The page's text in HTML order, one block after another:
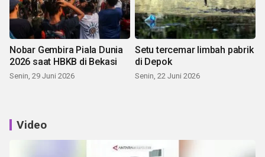
Nobar Gembira Piala Dunia
2026 saat HBKB di Bekasi
Senin, 29 Juni 2026
Setu tercemar limbah pabrik
di Depok
Senin, 22 Juni 2026
Video